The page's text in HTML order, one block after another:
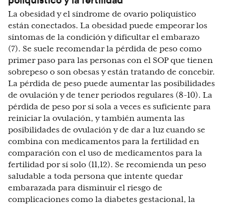
La obesidad y el síndrome de ovario poliquístico
están conectados. La obesidad puede empeorar los
síntomas de la condición y dificultar el embarazo
(7). Se suele recomendar la pérdida de peso como
primer paso para las personas con el SOP que tienen
sobrepeso o son obesas y están tratando de concebir.
La pérdida de peso puede aumentar las posibilidades
de ovulación y de tener períodos regulares (8-10). La
pérdida de peso por sí sola a veces es suficiente para
reiniciar la ovulación, y también aumenta las
posibilidades de ovulación y de dar a luz cuando se
combina con medicamentos para la fertilidad en
comparación con el uso de medicamentos para la
fertilidad por sí solo (11,12). Se recomienda un peso
saludable a toda persona que intente quedar
embarazada para disminuir el riesgo de
complicaciones como la diabetes gestacional, la